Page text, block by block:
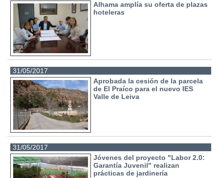
Alhama amplía su oferta de plazas
hoteleras
31/05/2017
Aprobada la cesión de la parcela
de El Praíco para el nuevo IES
Valle de Leiva
31/05/2017
Jóvenes del proyecto "Labor 2.0:
Garantía Juvenil" realizan
prácticas de jardinería